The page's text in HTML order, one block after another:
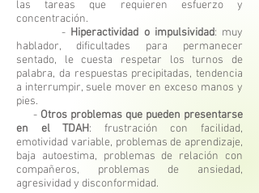
las tareas que requieren esfuerzo y
concentración.
- Hiperactividad o impulsividad: muy
hablador, dificultades para permanecer
sentado, le cuesta respetar los turnos de
palabra, da respuestas precipitadas, tendencia
a interrumpir, suele mover en exceso manos y
pies.
- Otros problemas que pueden presentarse
en el TDAH: frustración con facilidad,
emotividad variable, problemas de aprendizaje,
baja autoestima, problemas de relación con
compañeros, problemas de ansiedad,
agresividad y disconformidad.